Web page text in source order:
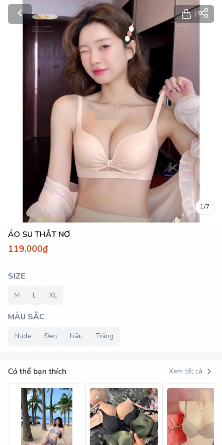
1/7
ÁO SU THẮT NƠ
119.000₫
SIZE
M L XL
MÀU SẮC
Nude Đen Nâu Trắng
Có thể bạn thích Xem tất cả